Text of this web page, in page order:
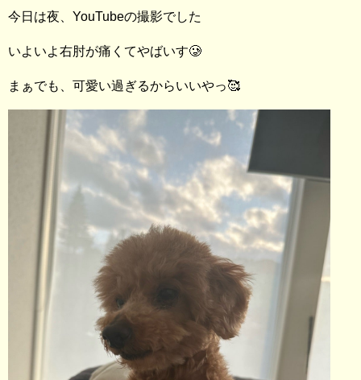
今日は夜、YouTubeの撮影でした
いよいよ右肘が痛くてやばいす🥲
まぁでも、可愛い過ぎるからいいやっ🥰